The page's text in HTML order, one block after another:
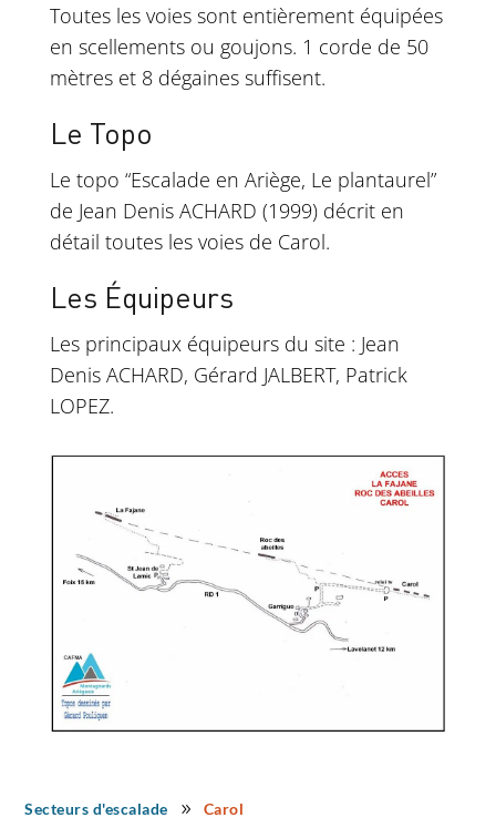
Toutes les voies sont entièrement équipées
en scellements ou goujons. 1 corde de 50
mètres et 8 dégaines suffisent.
Le Topo
Le topo “Escalade en Ariège, Le plantaurel”
de Jean Denis ACHARD (1999) décrit en
détail toutes les voies de Carol.
Les Équipeurs
Les principaux équipeurs du site : Jean
Denis ACHARD, Gérard JALBERT, Patrick
LOPEZ.
Secteurs d'escalade 9 Carol